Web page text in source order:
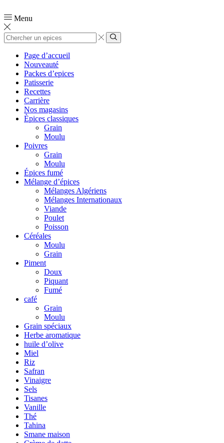
Menu
Zone
de
saisie
recherche
Rechercher
Page d’accueil
Nouveauté
Packes d’epices
Patisserie
Recettes
Carrière
Nos magasins
Èpices classiques
Grain
Moulu
Poivres
Grain
Moulu
Épices fumé
Mélange d’épices
Mélanges Algériens
Mélanges Internationaux
Viande
Poulet
Poisson
Céréales
Moulu
Grain
Piment
Doux
Piquant
Fumé
café
Grain
Moulu
Grain spéciaux
Herbe aromatique
huile d’olive
Miel
Riz
Safran
Vinaigre
Sels
Tisanes
Vanille
Thé
Tahina
Smane maison